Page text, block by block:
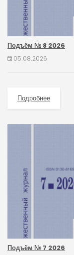
Подъём № 8 2026
05.08.2026
Подробнее
Подъём № 7 2026